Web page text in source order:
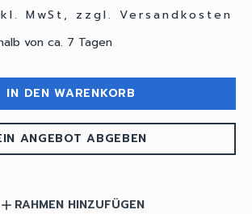
MwSt, zzgl. Versandkosten
von ca. 7 Tagen
IN DEN WARENKORB
ANGEBOT ABGEBEN
add RAHMEN HINZUFÜGEN